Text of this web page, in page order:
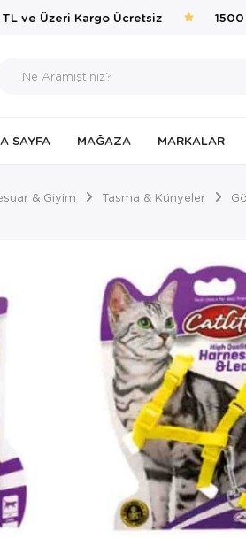
ve Üzeri Kargo Ücretsiz 1500
SAYFA MAĞAZA MARKALAR
& Giyim Tasma & Künyeler